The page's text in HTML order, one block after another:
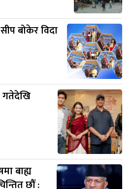
बोकेर विदा
गतेदेखि
बाह्य
छौँ :